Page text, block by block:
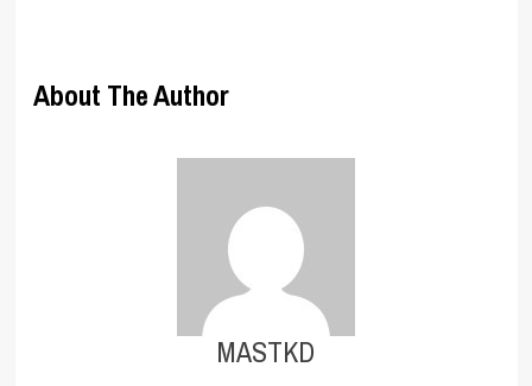
About The Author
MASTKD